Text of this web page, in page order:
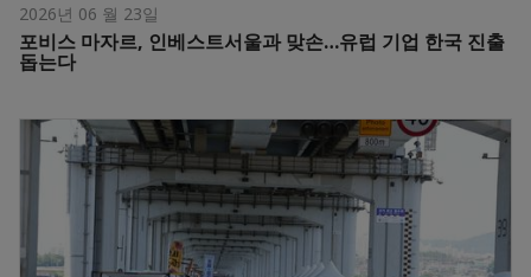
2026년 06 월 23일
포비스 마자르, 인베스트서울과 맞손…유럽 기업 한국 진출
돕는다